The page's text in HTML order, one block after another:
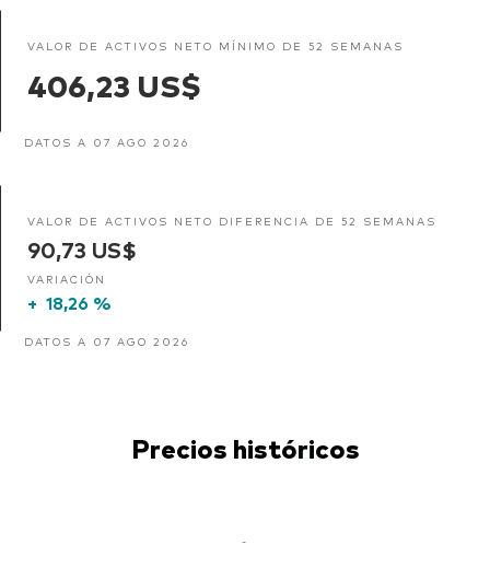
VALOR DE ACTIVOS NETO MÍNIMO DE 52 SEMANAS
406,23 US$
DATOS A 07 AGO 2026
VALOR DE ACTIVOS NETO DIFERENCIA DE 52 SEMANAS
90,73 US$
VARIACIÓN
+ 18,26 %
DATOS A 07 AGO 2026
Precios históricos
-